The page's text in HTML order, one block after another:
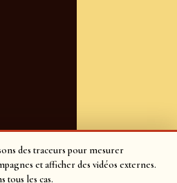
des traceurs pour mesurer
et afficher des vidéos externes.
tous les cas.